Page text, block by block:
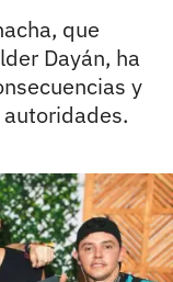
que
Dayán, ha
y